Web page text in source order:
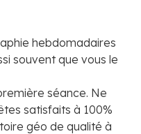
hebdomadaires
souvent que vous le
séance. Ne
satisfaits à 100%
géo de qualité à